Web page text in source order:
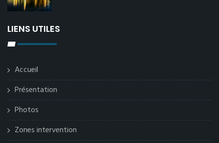
LIENS UTILES
Accueil
Présentation
Photos
Zones intervention